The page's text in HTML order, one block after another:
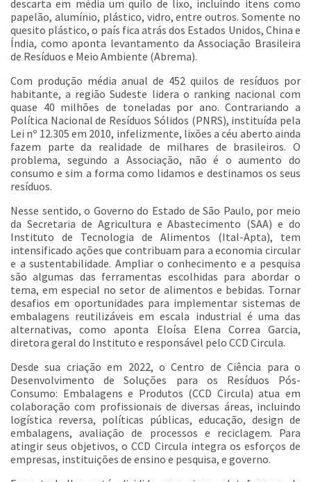
descarta em média um quilo de lixo, incluindo itens como
papelão, alumínio, plástico, vidro, entre outros. Somente no
quesito plástico, o país fica atrás dos Estados Unidos, China e
Índia, como aponta levantamento da Associação Brasileira
de Resíduos e Meio Ambiente (Abrema).
Com produção média anual de 452 quilos de resíduos por
habitante, a região Sudeste lidera o ranking nacional com
quase 40 milhões de toneladas por ano. Contrariando a
Política Nacional de Resíduos Sólidos (PNRS), instituída pela
Lei nº 12.305 em 2010, infelizmente, lixões a céu aberto ainda
fazem parte da realidade de milhares de brasileiros. O
problema, segundo a Associação, não é o aumento do
consumo e sim a forma como lidamos e destinamos os seus
resíduos.
Nesse sentido, o Governo do Estado de São Paulo, por meio
da Secretaria de Agricultura e Abastecimento (SAA) e do
Instituto de Tecnologia de Alimentos (Ital-Apta), tem
intensificado ações que contribuam para a economia circular
e a sustentabilidade. Ampliar o conhecimento e a pesquisa
são algumas das ferramentas escolhidas para abordar o
tema, em especial no setor de alimentos e bebidas. Tornar
desafios em oportunidades para implementar sistemas de
embalagens reutilizáveis em escala industrial é uma das
alternativas, como aponta Eloísa Elena Correa Garcia,
diretora geral do Instituto e responsável pelo CCD Circula.
Desde sua criação em 2022, o Centro de Ciência para o
Desenvolvimento de Soluções para os Resíduos Pós-
Consumo: Embalagens e Produtos (CCD Circula) atua em
colaboração com profissionais de diversas áreas, incluindo
logística reversa, políticas públicas, educação, design de
embalagens, avaliação de processos e reciclagem. Para
atingir seus objetivos, o CCD Circula integra os esforços de
empresas, instituições de ensino e pesquisa, e governo.